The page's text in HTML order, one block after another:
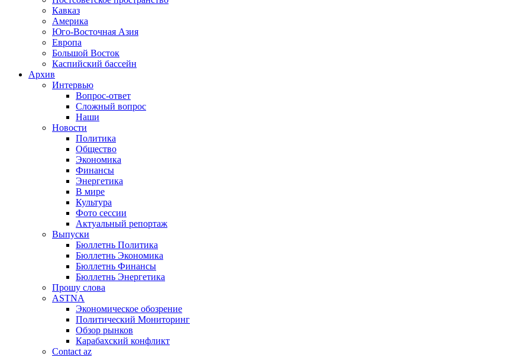
Кавказ
Америка
Юго-Восточная Азия
Европа
Большой Восток
Каспийский бассейн
Архив
Интервью
Вопрос-ответ
Сложный вопрос
Наши
Новости
Политика
Общество
Экономика
Финансы
Энергетика
В мире
Культура
Фото сессии
Актуальный репортаж
Выпуски
Бюллетнь Политика
Бюллетнь Экономика
Бюллетнь Финансы
Бюллетнь Энергетика
Прошу слова
ASTNA
Экономическое обозрение
Политический Мониторинг
Обзор рынков
Карабахский конфликт
Contact az